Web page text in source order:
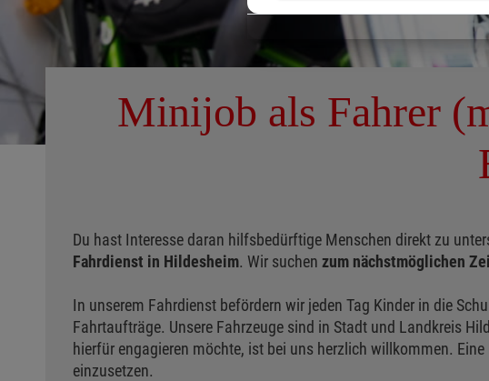
Minijob als Fahrer
Du hast Interesse daran hilfsbedürftige Menschen direkt zu
Fahrdienst in Hildesheim. Wir suchen zum nächstmöglichen
In unserem Fahrdienst befördern wir jeden Tag Kinder in die
Fahrtaufträge. Unsere Fahrzeuge sind in Stadt und Landkreis
hierfür engagieren möchte, ist bei uns herzlich willkommen.
einzusetzen.